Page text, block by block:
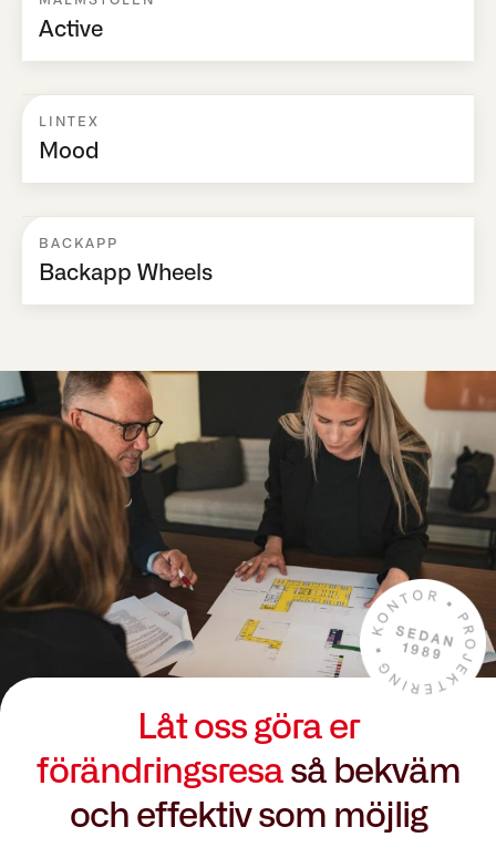
Active
LINTEX
Mood
BACKAPP
Backapp Wheels
Låt oss göra er
förändringsresa så bekväm
och effektiv som möjlig